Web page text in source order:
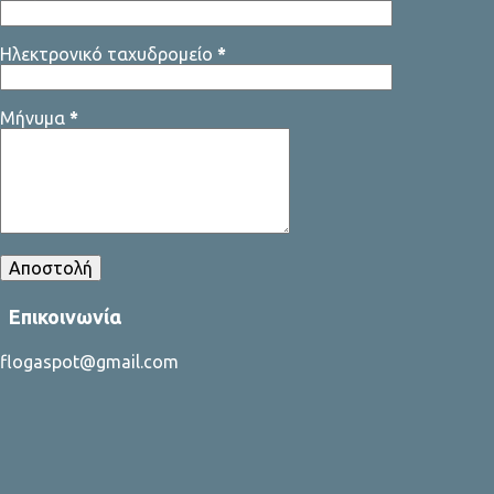
πλευρές που διαφωνούν και να προσπ...
Ηλεκτρονικό ταχυδρομείο *
Μήνυμα *
Επικοινωνία
flogaspot@gmail.com